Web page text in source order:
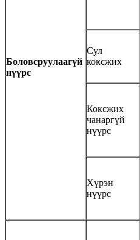
Боловсруулаагүй
нүүрс
Сул
коксжих
Коксжих
чанаргүй
нүүрс
Хүрэн
нүүрс